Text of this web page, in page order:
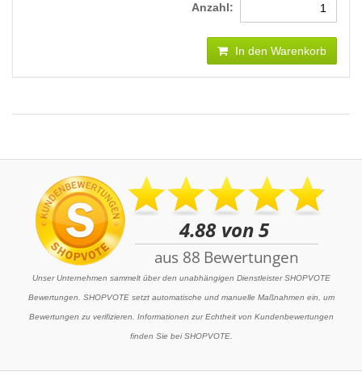
Anzahl:
In den Warenkorb
Unser Unternehmen sammelt über den unabhängigen Dienstleister SHOPVOTE
Bewertungen. SHOPVOTE setzt automatische und manuelle Maßnahmen ein, um
Bewertungen zu verifizieren. Informationen zur Echtheit von Kundenbewertungen
finden Sie bei SHOPVOTE.